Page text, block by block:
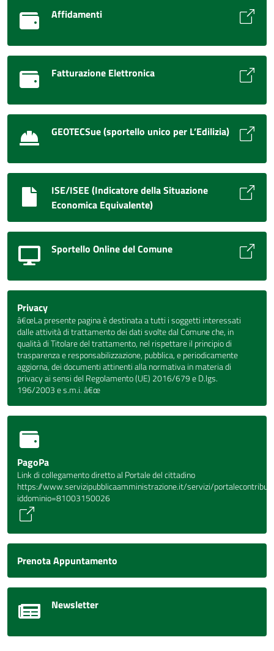
Affidamenti
Fatturazione Elettronica
GEOTECSue (sportello unico per L’Edilizia)
ISE/ISEE (Indicatore della Situazione
Economica Equivalente)
Sportello Online del Comune
Privacy
â€œLa presente pagina è destinata a tutti i soggetti interessati
dalle attività di trattamento dei dati svolte dal Comune che, in
qualità di Titolare del trattamento, nel rispettare il principio di
trasparenza e responsabilizzazione, pubblica, e periodicamente
aggiorna, dei documenti attinenti alla normativa in materia di
privacy ai sensi del Regolamento (UE) 2016/679 e D.lgs.
196/2003 e s.m.i. â€œ
PagoPa
Link di collegamento diretto al Portale del cittadino
https://www.servizipubblicaamministrazione.it/servizi/
iddominio=81003150026
Prenota Appuntamento
Newsletter